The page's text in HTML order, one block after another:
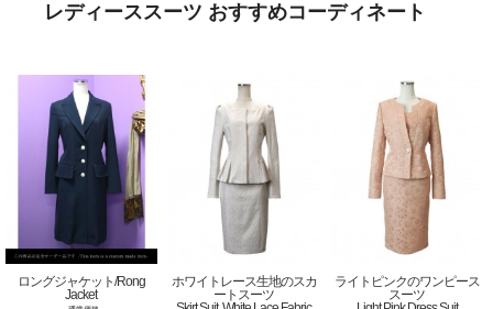
レディーススーツ おすすめコーディネート
ロングジャケット/Rong
Jacket
ホワイトレース生地のスカ
ートスーツ
ライトピンクのワンピース
スーツ